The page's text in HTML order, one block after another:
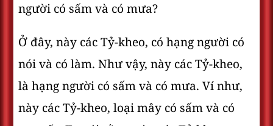
người có sấm và có mưa?
Ở đây, này các Tỷ-kheo, có hạng người có
nói và có làm. Như vậy, này các Tỷ-kheo,
là hạng người có sấm và có mưa. Ví như,
này các Tỷ-kheo, loại mây có sấm và có